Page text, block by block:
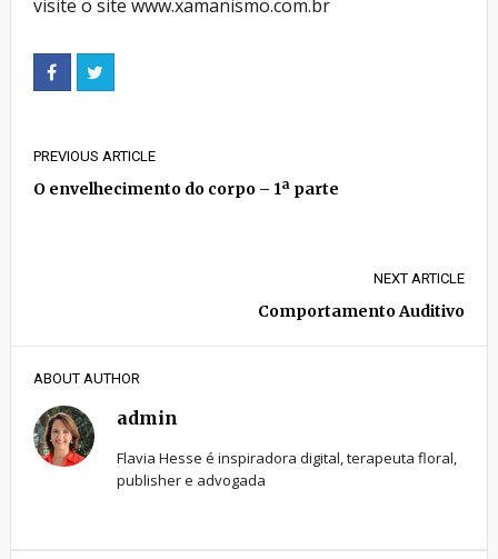
visite o site www.xamanismo.com.br
PREVIOUS ARTICLE
O envelhecimento do corpo – 1ª parte
NEXT ARTICLE
Comportamento Auditivo
ABOUT AUTHOR
admin
Flavia Hesse é inspiradora digital, terapeuta floral,
publisher e advogada